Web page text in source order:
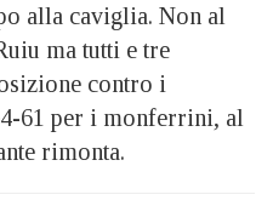
alla caviglia. Non al
ma tutti e tre
contro i
61 per i monferrini, al
rimonta.